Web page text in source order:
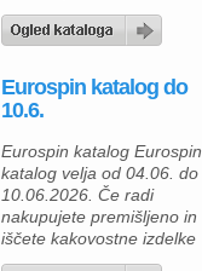
vsakodnevno uporabo,
vas v trgovinah Eurospin
2026 čaka pestra ponudba
prehranskih izdelkov po
odličnih cenah. V katalogu
boste našli vse od svežih
živil do zamrznjenih
izdelkov in osvežilnih pijač
za vso družino. […]
Eurospin katalog do
10.6.
Eurospin katalog Eurospin
katalog velja od 04.06. do
10.06.2026. Če radi
nakupujete premišljeno in
iščete kakovostne izdelke
po ugodnih cenah, vas v